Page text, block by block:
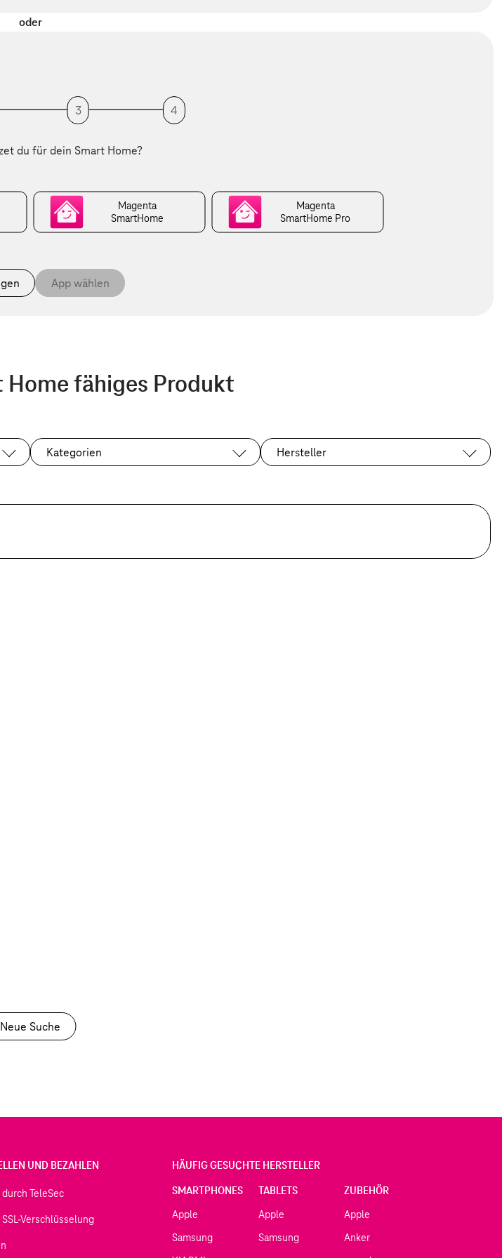
oder
3 4
du für dein Smart Home?
Magenta
SmartHome
Magenta
SmartHome Pro
App wählen
Home fähiges Produkt
Kategorien Hersteller
Neue Suche
UND BEZAHLEN
TeleSec
Verschlüsselung
HÄUFIG GESUCHTE HERSTELLER
SMARTPHONES
Apple
Samsung
TABLETS
Apple
Samsung
ZUBEHÖR
Apple
Anker